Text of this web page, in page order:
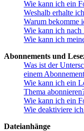
Wie kann ich ein
Weshalb erhalte
Warum bekomme
Wie kann ich
Wie kann ich
Abonnements und
Was ist der
einem
Wie kann ich ein
Thema
Wie kann ich ein
Wie deaktiviere
Dateianhänge